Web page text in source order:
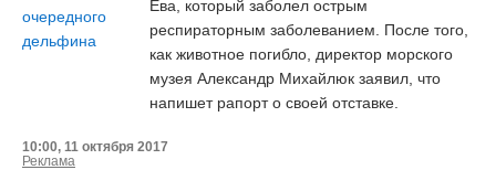
Ева, который заболел острым
респираторным заболеванием. После того,
как животное погибло, директор морского
музея Александр Михайлюк заявил, что
напишет рапорт о своей отставке.
10:00, 11 октября 2017
Реклама